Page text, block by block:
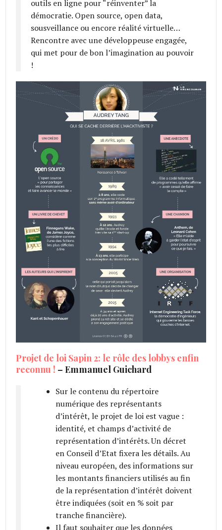
outils en ligne pour “réinventer” la
démocratie. Open source, open data,
sousveillance ou encore réalité virtuelle…
Rencontre avec une développeuse engagée,
qui met pour de bon l’imagination au pouvoir
!
Projet de loi Sapin 2: le rôle des lobbys enfin
reconnu ! – Emmanuel Guichard
Sur le contenu du répertoire
numérique des représentants
d’intérêt, le projet de loi est vague :
identité, et champs d’activité de
représentation d’intérêts. Un décret
en Conseil d’Etat fixera les détails. Au
niveau européen, des informations sur
les montants financiers utilisés au fin
de la représentation d’intérêt doivent
être indiquées (soit en % soit par
tranche financière).
Il faut souhaiter que les données